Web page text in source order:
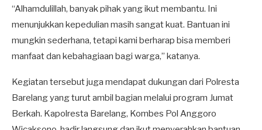
“Alhamdulillah, banyak pihak yang ikut membantu. Ini
menunjukkan kepedulian masih sangat kuat. Bantuan ini
mungkin sederhana, tetapi kami berharap bisa memberi
manfaat dan kebahagiaan bagi warga,” katanya.
Kegiatan tersebut juga mendapat dukungan dari Polresta
Barelang yang turut ambil bagian melalui program Jumat
Berkah. Kapolresta Barelang, Kombes Pol Anggoro